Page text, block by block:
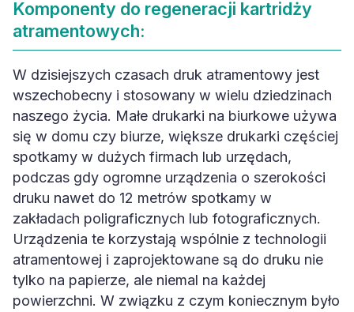
Komponenty do regeneracji kartridży
atramentowych:
W dzisiejszych czasach druk atramentowy jest
wszechobecny i stosowany w wielu dziedzinach
naszego życia. Małe drukarki na biurkowe używa
się w domu czy biurze, większe drukarki częściej
spotkamy w dużych firmach lub urzędach,
podczas gdy ogromne urządzenia o szerokości
druku nawet do 12 metrów spotkamy w
zakładach poligraficznych lub fotograficznych.
Urządzenia te korzystają wspólnie z technologii
atramentowej i zaprojektowane są do druku nie
tylko na papierze, ale niemal na każdej
powierzchni. W związku z czym koniecznym było